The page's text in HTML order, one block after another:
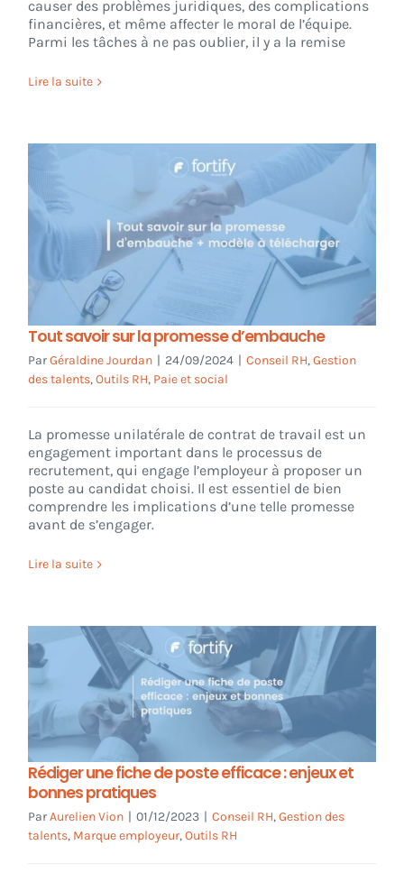
causer des problèmes juridiques, des complications
financières, et même affecter le moral de l’équipe.
Parmi les tâches à ne pas oublier, il y a la remise
Lire la suite
Tout savoir sur la promesse d’embauche
ParGéraldine Jourdan | 24/09/2024 | Conseil RH,Gestion
des talents,Outils RH, Paie et social
La promesse unilatérale de contrat de travail est un
engagement important dans le processus de
recrutement, qui engage l’employeur à proposer un
poste au candidat choisi. Il est essentiel de bien
comprendre les implications d’une telle promesse
avant de s’engager.
Lire la suite
Rédiger une fiche de poste efficace : enjeux et
bonnes pratiques
ParAurelien Vion | 01/12/2023 | Conseil RH,Gestion des
talents, Marque employeur,Outils RH